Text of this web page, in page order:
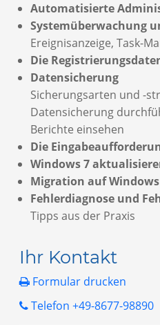
Automatisierte
Systemüberwachung
Ereignisanzeige, Task-
Die
Datensicherung
Sicherungsarten und -
Datensicherung
Berichte einsehen
Die
Windows 7
Migration auf
Fehlerdiagnose und
Tipps aus der Praxis
Ihr Kontakt
Formular drucken
Telefon +49-8677-98890